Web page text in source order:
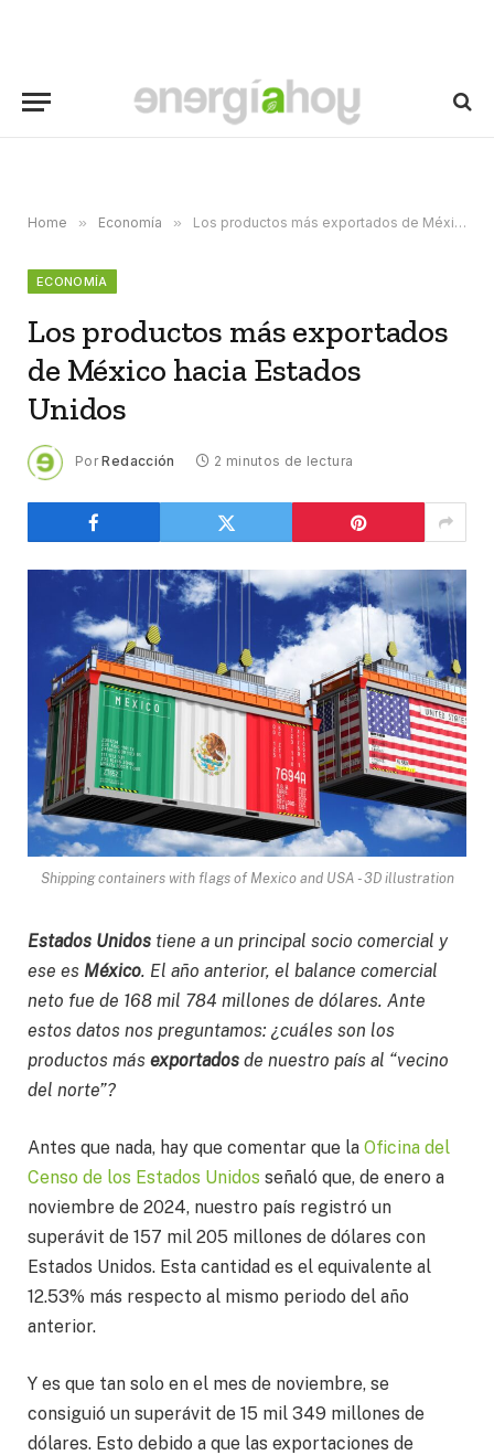
Home » Economía » Los productos más exportados de México hacia Estados Unidos
ECONOMÍA
Los productos más exportados
de México hacia Estados
Unidos
Por Redacción 2 minutos de lectura
Shipping containers with flags of Mexico and USA - 3D illustration
Estados Unidos tiene a un principal socio comercial y
ese es México. El año anterior, el balance comercial
neto fue de 168 mil 784 millones de dólares. Ante
estos datos nos preguntamos: ¿cuáles son los
productos más exportados de nuestro país al “vecino
del norte”?
Antes que nada, hay que comentar que la Oficina del
Censo de los Estados Unidos señaló que, de enero a
noviembre de 2024, nuestro país registró un
superávit de 157 mil 205 millones de dólares con
Estados Unidos. Esta cantidad es el equivalente al
12.53% más respecto al mismo periodo del año
anterior.
Y es que tan solo en el mes de noviembre, se
consiguió un superávit de 15 mil 349 millones de
dólares. Esto debido a que las exportaciones de